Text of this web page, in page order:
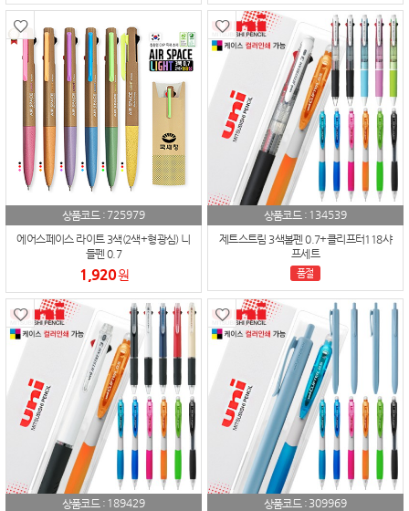
상품코드 : 725979
에어스페이스 라이트 3색(2색+형광심) 니
들펜 0.7
1,920원
상품코드 : 134539
제트스트림 3색볼펜 0.7+클리프터118샤
프세트
품절
상품코드 : 189429
상품코드 : 309969